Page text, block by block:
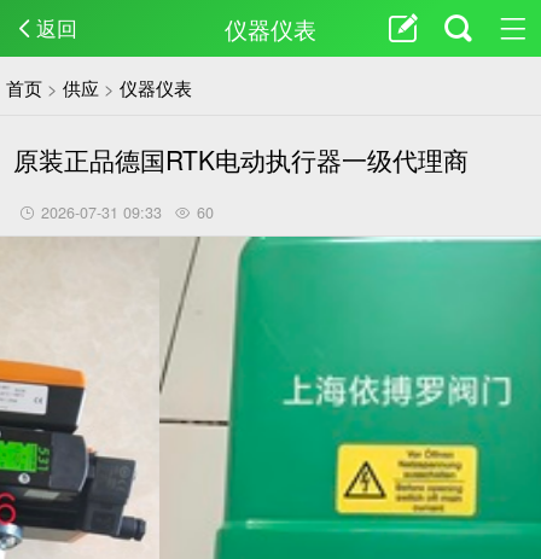
返回 仪器仪表
首页 >供应 >仪器仪表
原装正品德国RTK电动执行器一级代理商
2026-07-31 09:33 60